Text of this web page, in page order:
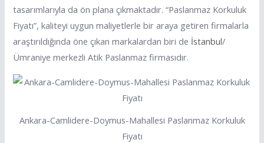
tasarımlarıyla da ön plana çıkmaktadır. “Paslanmaz Korkuluk
Fiyatı”, kaliteyi uygun maliyetlerle bir araya getiren firmalarla
araştırıldığında öne çıkan markalardan biri de İstanbul/
Ümraniye merkezli Atik Paslanmaz firmasıdır.
Ankara-Camlidere-Doymus-Mahallesi Paslanmaz Korkuluk
Fiyatı